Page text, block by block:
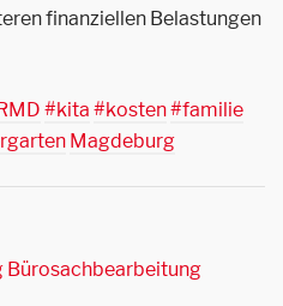
finanziellen Belastungen
#kita #kosten#familie
Magdeburg
Bürosachbearbeitung